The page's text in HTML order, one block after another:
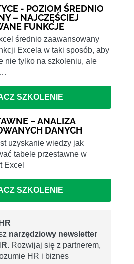
- POZIOM ŚREDNIO
– NAJCZĘŚCIEJ
FUNKCJE
średnio zaawansowany
Excela w taki sposób, aby
nie tylko na szkoleniu, ale
SZKOLENIE
– ANALIZA
DANYCH
uzyskanie wiedzy jak
tabele przestawne w
Excel
SZKOLENIE
narzędziowy newsletter
. Rozwijaj się z partnerem,
HR i biznes